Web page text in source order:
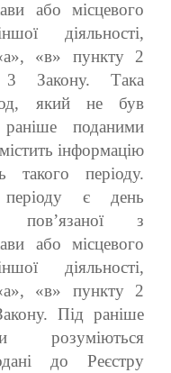
або місцевого
діяльності,
«в» пункту 2
3 Закону. Така
який не був
раніше поданими
інформацію
такого періоду.
є день
пов’язаної з
або місцевого
діяльності,
«в» пункту 2
Під раніше
розуміються
до Реєстру